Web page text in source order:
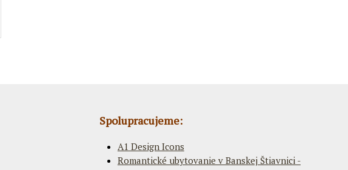
Spolupracujeme:
A1 Design Icons
Romantické ubytovanie v Banskej Štiavnici -